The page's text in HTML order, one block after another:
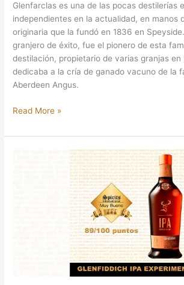
Glenfarclas es una de las pocas destilerías
independientes en la actualidad, en manos
originaria que la fundó en 1836 en
granjero de éxito, fue el pionero de esta
destilación, propietario de varias granjas en
dedicaba a la cría de ganado vacuno de la
Aberdeen Angus.
Read More »